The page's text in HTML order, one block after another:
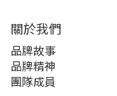
關於我們
品牌故事
品牌精神
團隊成員